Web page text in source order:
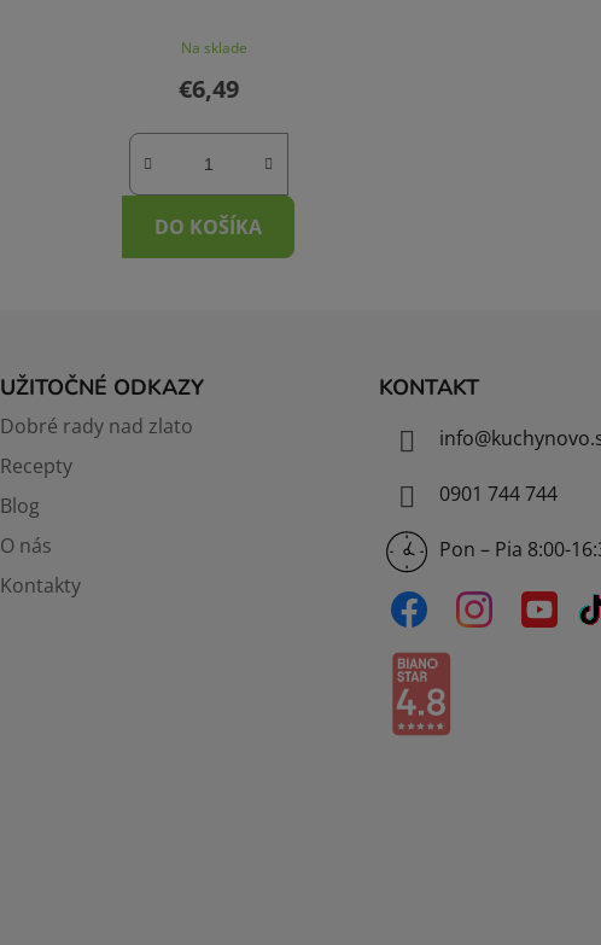
produktu
je
z
5
hviezdičiek.
Na sklade
€6,49
DO KOŠÍKA
UŽITOČNÉ ODKAZY
Dobré rady nad zlato
Recepty
Blog
O nás
Kontakty
KONTAKT
info@
0901 744 744
Pon – Pia 8:00-